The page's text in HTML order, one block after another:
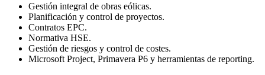
Gestión integral de obras eólicas.
Planificación y control de proyectos.
Contratos EPC.
Normativa HSE.
Gestión de riesgos y control de costes.
Microsoft Project, Primavera P6 y herramientas de reporting.